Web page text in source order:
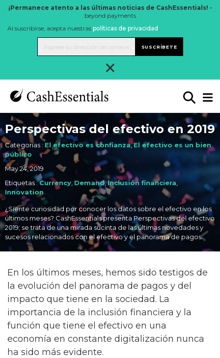
¡Permanece atento a las últimas noticias de CashEssentials! -
beyond payments
Al suscribirse, acepta nuestras políticas de privacidad .
SUSCRÍBETE
×
Perspectivas del efectivo en 2019
Categorías : El efectivo es confianza,El efectivo es un bien
público
May 24, 2019
Etiquetas :Currency Demand,Inclusión financiera,
Innovation
¿Siente curiosidad por conocer los datos sobre el efectivo en los
últimos meses? CashEssentials presenta Perspectivas del efectivo
2019; se trata de una mirada sucinta de las últimas novedades y
sucesos relacionados con el efectivo y el panorama de pagos.
En los últimos meses, hemos sido testigos de
la evolución del panorama de pagos y del
impacto que tiene en la sociedad. La
importancia de la inclusión financiera y la
función que tiene el efectivo en una
economía en constante digitalización nunca
ha sido más evidente.